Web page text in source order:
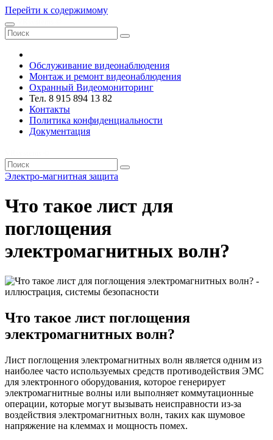
Перейти к содержимому
Обслуживание видеонаблюдения
Монтаж и ремонт видеонаблюдения
Охранный Видеомониторинг
Тел. 8 915 894 13 82
Контакты
Политика конфиденциальности
Документация
Электро-магнитная защита
Что такое лист для
поглощения
электромагнитных волн?
Что такое лист поглощения
электромагнитных волн?
Лист поглощения электромагнитных волн является одним из
наиболее часто используемых средств противодействия ЭМС
для электронного оборудования, которое генерирует
электромагнитные волны или выполняет коммутационные
операции, которые могут вызывать неисправности из-за
воздействия электромагнитных волн, таких как шумовое
напряжение на клеммах и мощность помех.